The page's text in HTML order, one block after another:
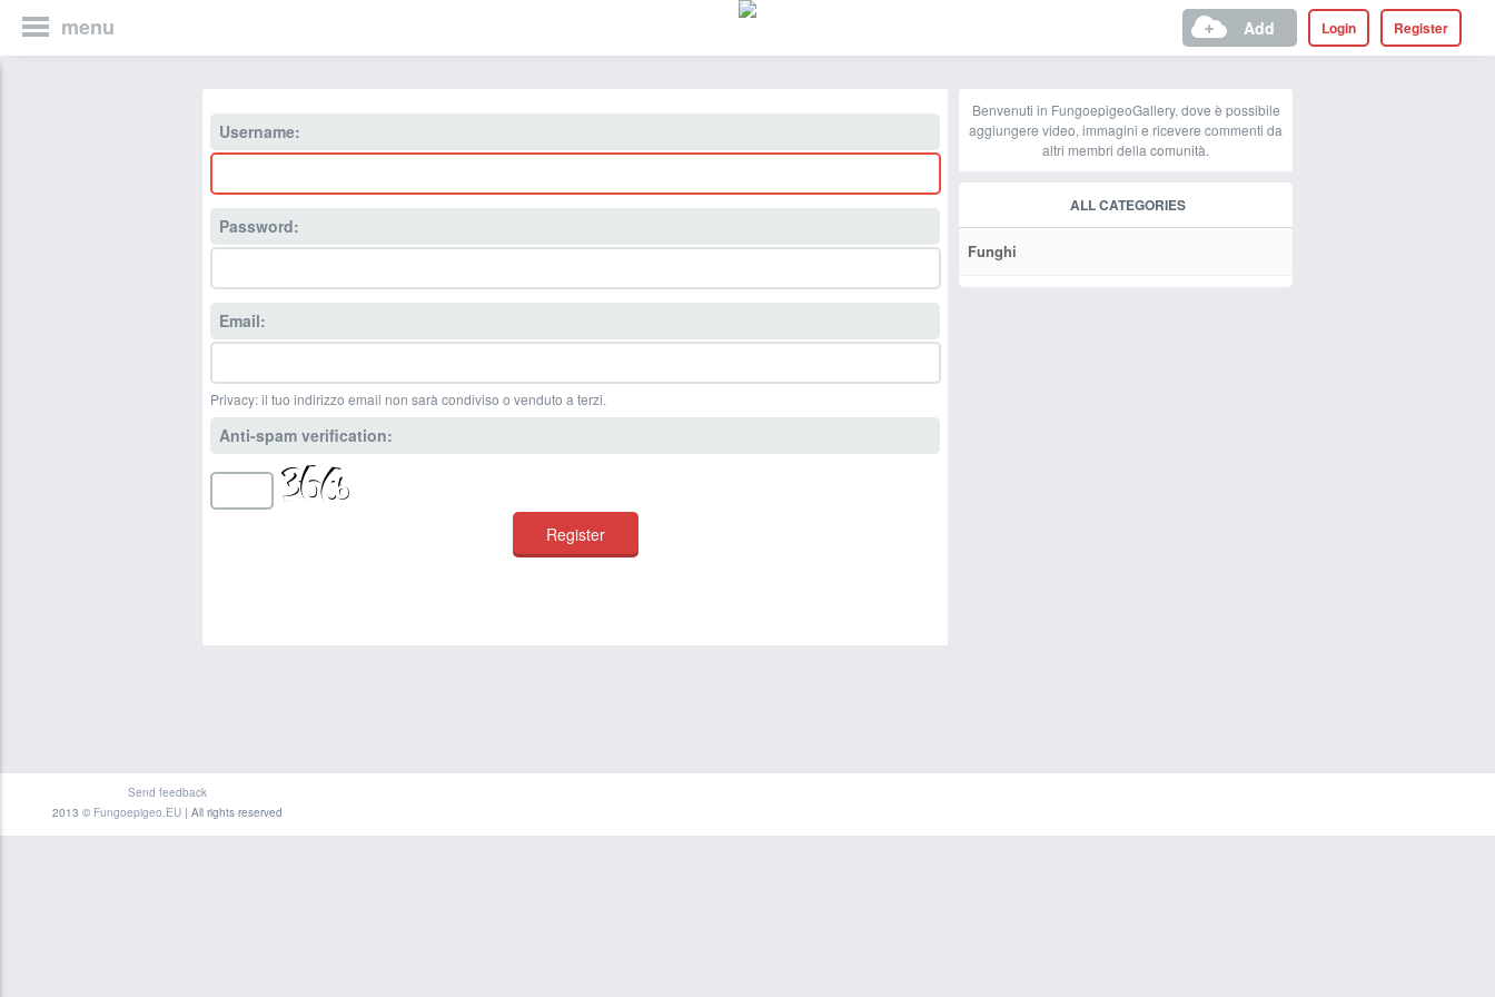
menu Register
Login
Add
Username:
Password:
Email:
Privacy: il tuo indirizzo email non sarà condiviso o venduto a terzi.
Anti-spam verification:
Benvenuti in FungoepigeoGallery, dove è possibile
aggiungere video, immagini e ricevere commenti da
altri membri della comunità.
ALL CATEGORIES
Funghi
Send feedback
2013 © Fungoepigeo.EU| All rights reserved